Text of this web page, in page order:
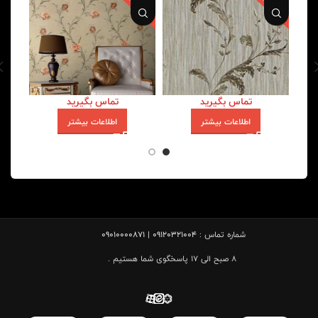
تماس بگیرید
اطلاعات بیشتر
تماس بگیرید
اطلاعات بیشتر
شماره تماس : 09120321004 | 09010000871